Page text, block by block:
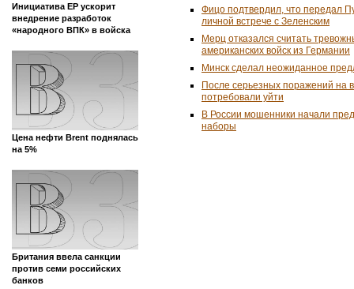
Инициатива ЕР ускорит
внедрение разработок
«народного ВПК» в войска
Цена нефти Brent поднялась
на 5%
Британия ввела санкции
против семи российских
банков
Фицо подтвердил, что передал
личной встрече с Зеленским
Мерц отказался считать
американских войск из Германии
Минск сделал неожиданное
После серьезных поражений на
потребовали уйти
В России мошенники начали
наборы